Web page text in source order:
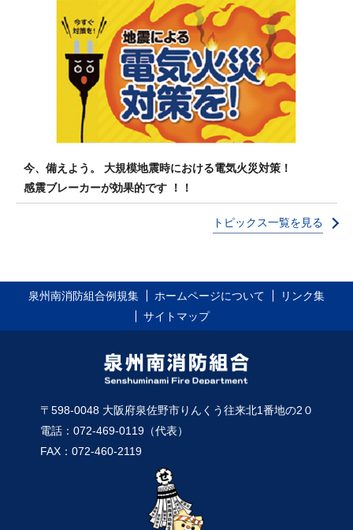
今、備えよう。 大規模地震時における電気火災対策！
感震ブレーカーが効果的です ！！
トピックス一覧を見る
泉州南消防組合例規集 ホームページについて
リンク集
サイトマップ
〒598-0048 大阪府泉佐野市りんくう往来北1番地の2０
電話：072-469-0119（代表）
FAX：072-460-2119